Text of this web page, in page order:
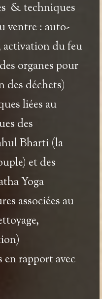
& techniques
ventre : auto-
activation du feu
organes pour
des déchets)
liées au
des
Bharti (la
et des
Yoga
associées au
rapport avec